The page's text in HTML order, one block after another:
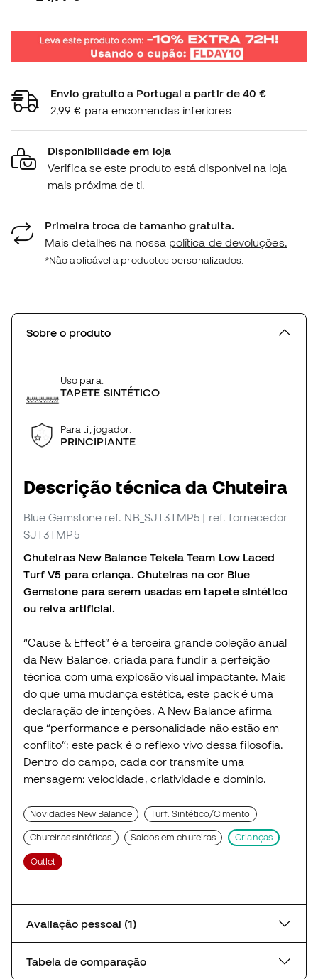
Envio gratuito a Portugal a partir de 40 €
2,99 € para encomendas inferiores
Disponibilidade em loja
Verifica se este produto está disponível na loja
mais próxima de ti.
Primeira troca de tamanho gratuita.
Mais detalhes na nossa política de devoluções.
*Não aplicável a productos personalizados.
Sobre o produto
Uso para:
TAPETE SINTÉTICO
Para ti, jogador:
PRINCIPIANTE
Descrição técnica da Chuteira
Blue Gemstone ref. NB_SJT3TMP5 | ref. fornecedor
SJT3TMP5
Chuteiras New Balance Tekela Team Low Laced
Turf V5 para criança. Chuteiras na cor Blue
Gemstone para serem usadas em tapete sintético
ou relva artificial.
“Cause & Effect” é a terceira grande coleção anual
da New Balance, criada para fundir a perfeição
técnica com uma explosão visual impactante. Mais
do que uma mudança estética, este pack é uma
declaração de intenções. A New Balance afirma
que “performance e personalidade não estão em
conflito”; este pack é o reflexo vivo dessa filosofia.
Dentro do campo, cada cor transmite uma
mensagem: velocidade, criatividade e domínio.
Novidades New Balance Turf: Sintético/Cimento
Chuteiras sintéticas Saldos em chuteiras Crianças
Outlet
Avaliação pessoal (1)
Tabela de comparação